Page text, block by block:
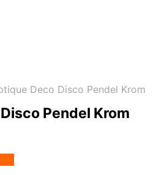
Deco Disco Pendel Krom
Pendel Krom